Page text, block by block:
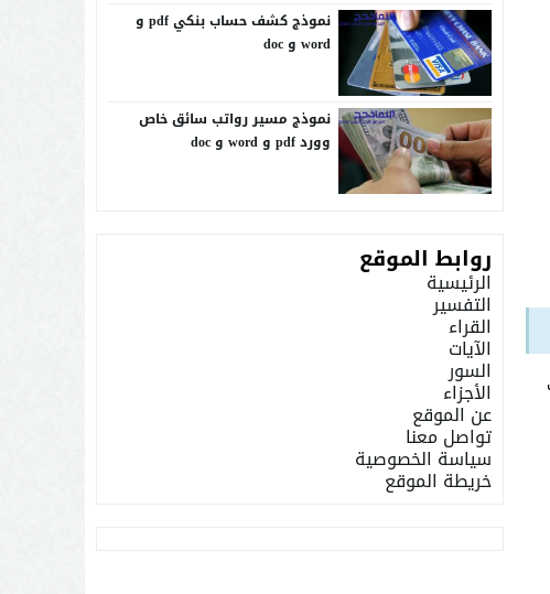
نموذج كشف حساب بنكي pdf و
word و doc
نموذج مسير رواتب سائق خاص
وورد pdf و word و doc
روابط الموقع
الرئيسية
التفسير
القراء
الآيات
السور
الأجزاء
عن الموقع
تواصل معنا
سياسة الخصوصية
خريطة الموقع